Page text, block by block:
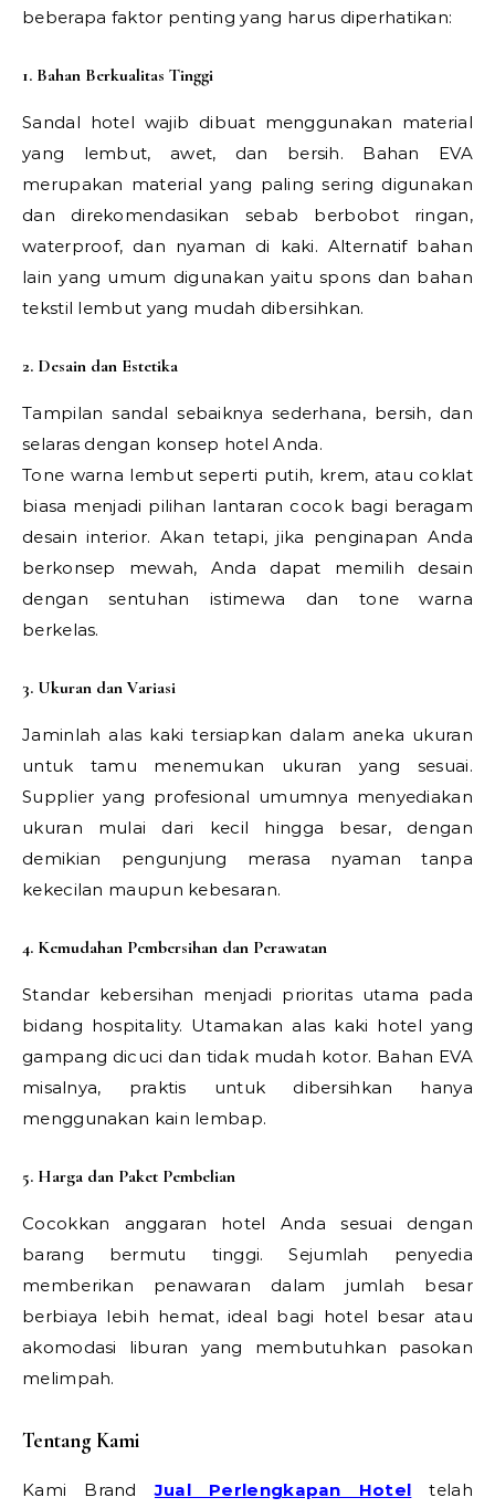
beberapa faktor penting yang harus diperhatikan:
1. Bahan Berkualitas Tinggi
Sandal hotel wajib dibuat menggunakan material
yang lembut, awet, dan bersih. Bahan EVA
merupakan material yang paling sering digunakan
dan direkomendasikan sebab berbobot ringan,
waterproof, dan nyaman di kaki. Alternatif bahan
lain yang umum digunakan yaitu spons dan bahan
tekstil lembut yang mudah dibersihkan.
2. Desain dan Estetika
Tampilan sandal sebaiknya sederhana, bersih, dan
selaras dengan konsep hotel Anda.
Tone warna lembut seperti putih, krem, atau coklat
biasa menjadi pilihan lantaran cocok bagi beragam
desain interior. Akan tetapi, jika penginapan Anda
berkonsep mewah, Anda dapat memilih desain
dengan sentuhan istimewa dan tone warna
berkelas.
3. Ukuran dan Variasi
Jaminlah alas kaki tersiapkan dalam aneka ukuran
untuk tamu menemukan ukuran yang sesuai.
Supplier yang profesional umumnya menyediakan
ukuran mulai dari kecil hingga besar, dengan
demikian pengunjung merasa nyaman tanpa
kekecilan maupun kebesaran.
4. Kemudahan Pembersihan dan Perawatan
Standar kebersihan menjadi prioritas utama pada
bidang hospitality. Utamakan alas kaki hotel yang
gampang dicuci dan tidak mudah kotor. Bahan EVA
misalnya, praktis untuk dibersihkan hanya
menggunakan kain lembap.
5. Harga dan Paket Pembelian
Cocokkan anggaran hotel Anda sesuai dengan
barang bermutu tinggi. Sejumlah penyedia
memberikan penawaran dalam jumlah besar
berbiaya lebih hemat, ideal bagi hotel besar atau
akomodasi liburan yang membutuhkan pasokan
melimpah.
Tentang Kami
Kami BrandJual Perlengkapan Hotel telah